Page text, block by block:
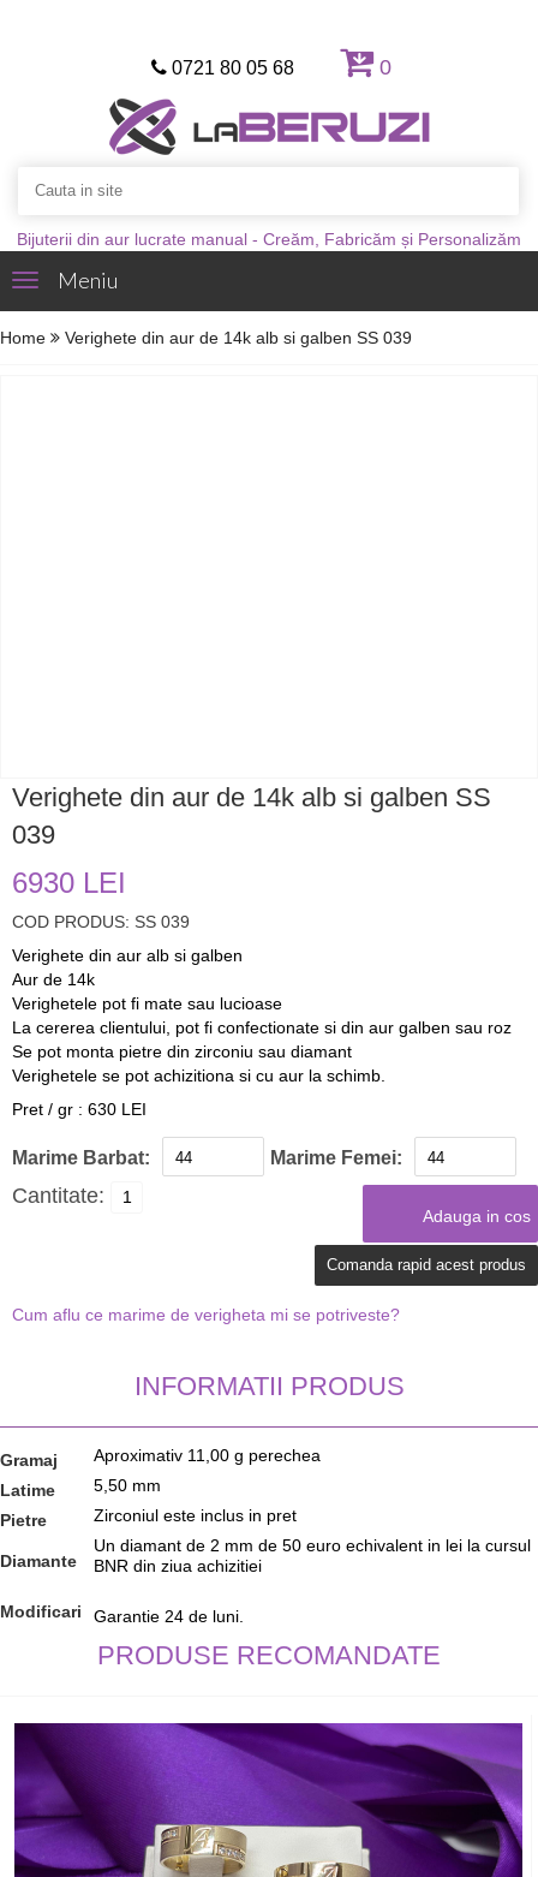
0721 80 05 68 0
Bijuterii din aur lucrate manual - Creăm, Fabricăm și Personalizăm
ToggleMeniu
Home Verighete din aur de 14k alb si galben SS 039
Verighete din aur de 14k alb si galben SS
039
6930 LEI
COD PRODUS: SS 039
Verighete din aur alb si galben
Aur de 14k
Verighetele pot fi mate sau lucioase
La cererea clientului, pot fi confectionate si din aur galben sau roz
Se pot monta pietre din zirconiu sau diamant
Verighetele se pot achizitiona si cu aur la schimb.
Pret / gr : 630 LEI
Marime Barbat: Marime Femei:
Cantitate:
Comanda rapid acest produs
Cum aflu ce marime de verigheta mi se potriveste?
INFORMATII PRODUS
Gramaj
Aproximativ 11,00 g perechea
Latime
5,50 mm
Pietre
Zirconiul este inclus in pret
Diamante
Un diamant de 2 mm de 50 euro echivalent in lei la cursul
BNR din ziua achizitiei
Modificari Garantie 24 de luni.
PRODUSE RECOMANDATE